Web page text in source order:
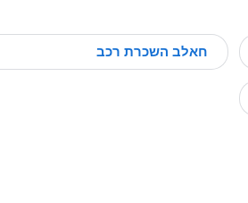
חאלב השכרת רכב